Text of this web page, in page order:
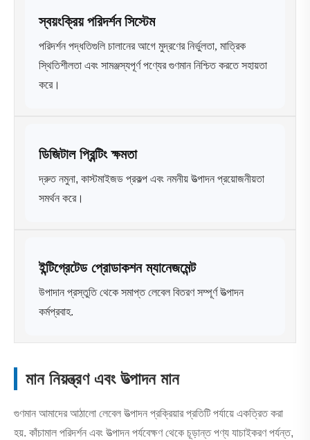
স্বয়ংক্রিয় পরিদর্শন সিস্টেম
পরিদর্শন পদ্ধতিগুলি চালানের আগে মুদ্রণের নির্ভুলতা, মাত্রিক
স্থিতিশীলতা এবং সামঞ্জস্যপূর্ণ পণ্যের গুণমান নিশ্চিত করতে সহায়তা
করে।
ডিজিটাল প্রিন্টিং ক্ষমতা
দ্রুত নমুনা, কাস্টমাইজড প্রকল্প এবং নমনীয় উত্পাদন প্রয়োজনীয়তা
সমর্থন করে।
ইন্টিগ্রেটেড প্রোডাকশন ম্যানেজমেন্ট
উপাদান প্রস্তুতি থেকে সমাপ্ত লেবেল বিতরণ সম্পূর্ণ উত্পাদন
কর্মপ্রবাহ.
মান নিয়ন্ত্রণ এবং উত্পাদন মান
গুণমান আমাদের আঠালো লেবেল উত্পাদন প্রক্রিয়ার প্রতিটি পর্যায়ে একত্রিত করা
হয়. কাঁচামাল পরিদর্শন এবং উত্পাদন পর্যবেক্ষণ থেকে চূড়ান্ত পণ্য যাচাইকরণ পর্যন্ত,